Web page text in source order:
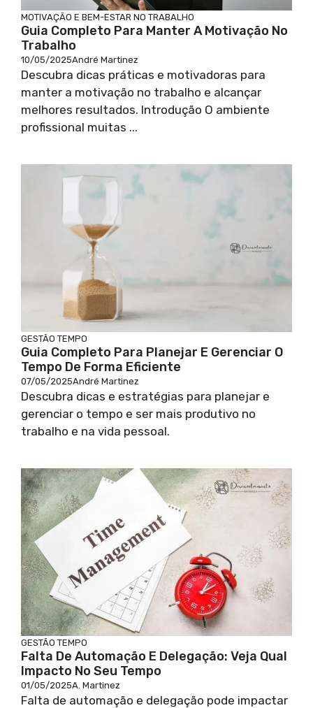
MOTIVAÇÃO E BEM-ESTAR NO TRABALHO
Guia Completo Para Manter A Motivação No
Trabalho
10/05/2025André Martinez
Descubra dicas práticas e motivadoras para
manter a motivação no trabalho e alcançar
melhores resultados. Introdução O ambiente
profissional muitas ...
GESTÃO TEMPO
Guia Completo Para Planejar E Gerenciar O
Tempo De Forma Eficiente
07/05/2025André Martinez
Descubra dicas e estratégias para planejar e
gerenciar o tempo e ser mais produtivo no
trabalho e na vida pessoal.
GESTÃO TEMPO
Falta De Automação E Delegação: Veja Qual
Impacto No Seu Tempo
01/05/2025A. Martinez
Falta de automação e delegação pode impactar